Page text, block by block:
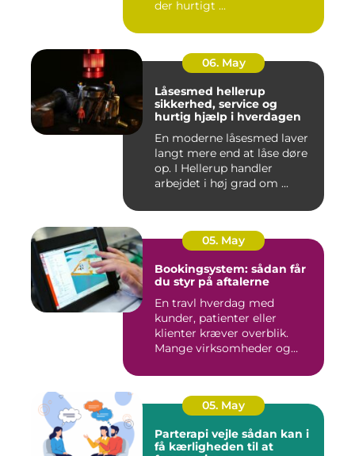
der hurtigt ...
06. May
Låsesmed hellerup
sikkerhed, service og
hurtig hjælp i hverdagen
En moderne låsesmed laver
langt mere end at låse døre
op. I Hellerup handler
arbejdet i høj grad om ...
05. May
Bookingsystem: sådan får
du styr på aftalerne
En travl hverdag med
kunder, patienter eller
klienter kræver overblik.
Mange virksomheder og
05. May
Parterapi vejle sådan kan i
få kærligheden til at